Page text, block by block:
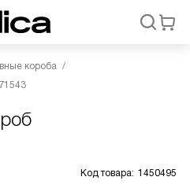
короба
Код товара: 1450495